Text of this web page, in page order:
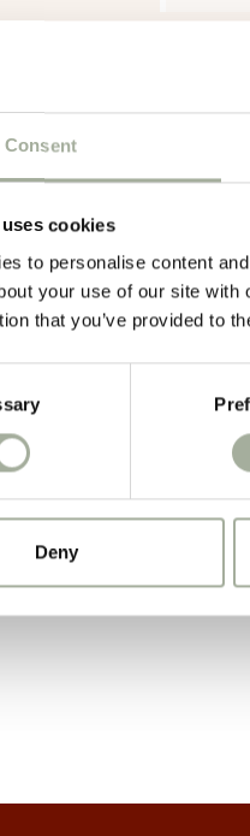
Consent
cookies
to personalise content
your use of our site
that you’ve provided to
Deny
Geef jouw kat een luxe
voedingswaarden
Waarom kiezen voor
100% Natuurlijk
:
Voedzaam en
Vriesdroogproces:
Geschikt voor alle
Gemakkelijk te
Deze snack is niet alleen
belonen of gewoon wilt
kwaliteit. Probeer het